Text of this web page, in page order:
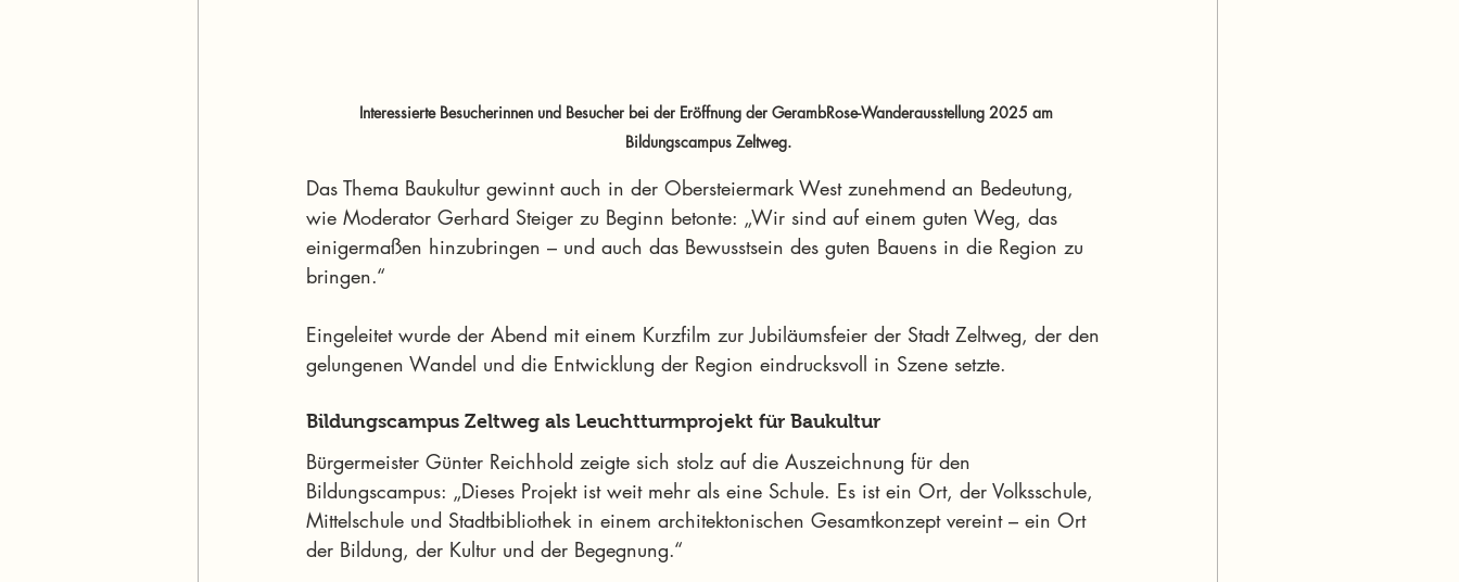
Interessierte Besucherinnen und Besucher bei der Eröffnung der GerambRose-Wanderausstellung 2025 am
Bildungscampus Zeltweg.
Das Thema Baukultur gewinnt auch in der Obersteiermark West zunehmend an Bedeutung,
wie Moderator Gerhard Steiger zu Beginn betonte: „Wir sind auf einem guten Weg, das
einigermaßen hinzubringen – und auch das Bewusstsein des guten Bauens in die Region zu
bringen.“
Eingeleitet wurde der Abend mit einem Kurzfilm zur Jubiläumsfeier der Stadt Zeltweg, der den
gelungenen Wandel und die Entwicklung der Region eindrucksvoll in Szene setzte.
Bildungscampus Zeltweg als Leuchtturmprojekt für Baukultur
Bürgermeister Günter Reichhold zeigte sich stolz auf die Auszeichnung für den
Bildungscampus: „Dieses Projekt ist weit mehr als eine Schule. Es ist ein Ort, der Volksschule,
Mittelschule und Stadtbibliothek in einem architektonischen Gesamtkonzept vereint – ein Ort
der Bildung, der Kultur und der Begegnung.“